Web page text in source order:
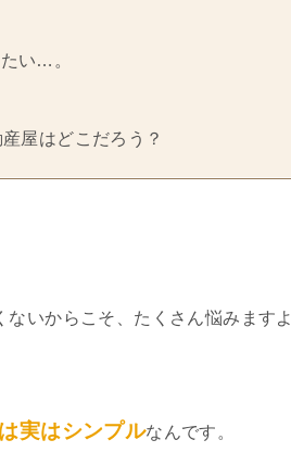
い…。
屋はどこだろう？
いからこそ、たくさん悩みますよ
実はシンプルなんです。